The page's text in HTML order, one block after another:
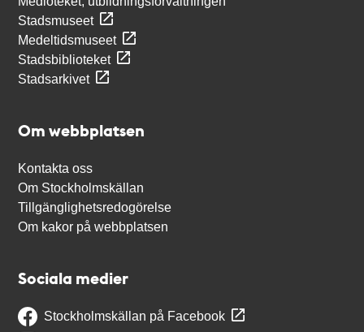
Stadsmuseet
Medeltidsmuseet
Stadsbiblioteket
Stadsarkivet
Om webbplatsen
Kontakta oss
Om Stockholmskällan
Tillgänglighetsredogörelse
Om kakor på webbplatsen
Sociala medier
Stockholmskällan på Facebook